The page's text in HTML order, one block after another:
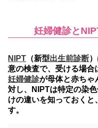
妊婦健診と
NIPT （新型出生前診断
意の検査で、受ける場合
妊婦健診が母体と赤ちゃ
対し、NIPTは特定の染
けの違いを知っておくと
す。